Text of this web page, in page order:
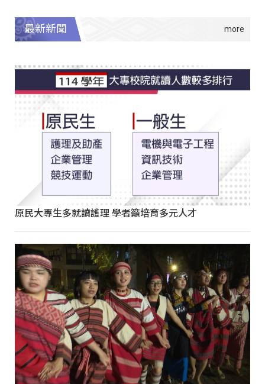
最新新聞
原民大專生多就讀護理 學者籲培育多元人才